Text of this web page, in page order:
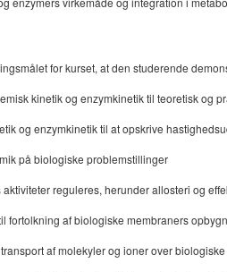
for kurset, at den studerende
kinetik og enzymkinetik til teoretisk og
og enzymkinetik til at opskrive
på biologiske problemstillinger
reguleres, herunder allosteri og
fortolkning af biologiske membraners
af molekyler og ioner over